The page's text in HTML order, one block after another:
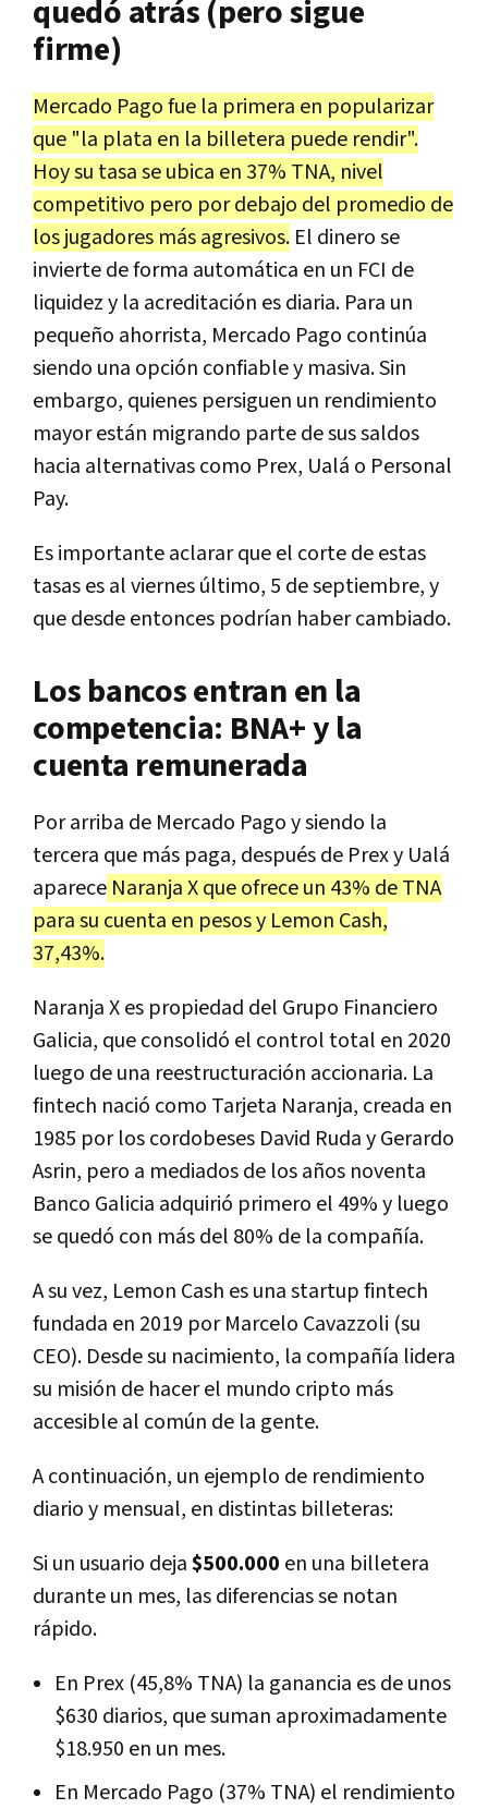
quedó atrás (pero sigue
firme)
Mercado Pago fue la primera en popularizar
que "la plata en la billetera puede rendir".
Hoy su tasa se ubica en 37% TNA, nivel
competitivo pero por debajo del promedio de
los jugadores más agresivos. El dinero se
invierte de forma automática en un FCI de
liquidez y la acreditación es diaria. Para un
pequeño ahorrista, Mercado Pago continúa
siendo una opción confiable y masiva. Sin
embargo, quienes persiguen un rendimiento
mayor están migrando parte de sus saldos
hacia alternativas como Prex, Ualá o Personal
Pay.
Es importante aclarar que el corte de estas
tasas es al viernes último, 5 de septiembre, y
que desde entonces podrían haber cambiado.
Los bancos entran en la
competencia: BNA+ y la
cuenta remunerada
Por arriba de Mercado Pago y siendo la
tercera que más paga, después de Prex y Ualá
aparece Naranja X que ofrece un 43% de TNA
para su cuenta en pesos y Lemon Cash,
37,43%.
Naranja X es propiedad del Grupo Financiero
Galicia, que consolidó el control total en 2020
luego de una reestructuración accionaria. La
fintech nació como Tarjeta Naranja, creada en
1985 por los cordobeses David Ruda y Gerardo
Asrin, pero a mediados de los años noventa
Banco Galicia adquirió primero el 49% y luego
se quedó con más del 80% de la compañía.
A su vez, Lemon Cash es una startup fintech
fundada en 2019 por Marcelo Cavazzoli (su
CEO). Desde su nacimiento, la compañía lidera
su misión de hacer el mundo cripto más
accesible al común de la gente.
A continuación, un ejemplo de rendimiento
diario y mensual, en distintas billeteras:
Si un usuario deja$500.000 en una billetera
durante un mes, las diferencias se notan
rápido.
En Prex (45,8% TNA) la ganancia es de unos
$630 diarios, que suman aproximadamente
$18.950 en un mes.
En Mercado Pago (37% TNA) el rendimiento